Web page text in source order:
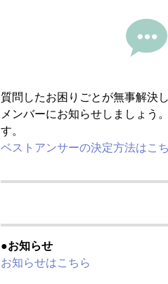
質問したお困りごとが無事解決
メンバーにお知らせしましょう
す。
ベストアンサーの決定方法はこ
●お知らせ
お知らせはこちら